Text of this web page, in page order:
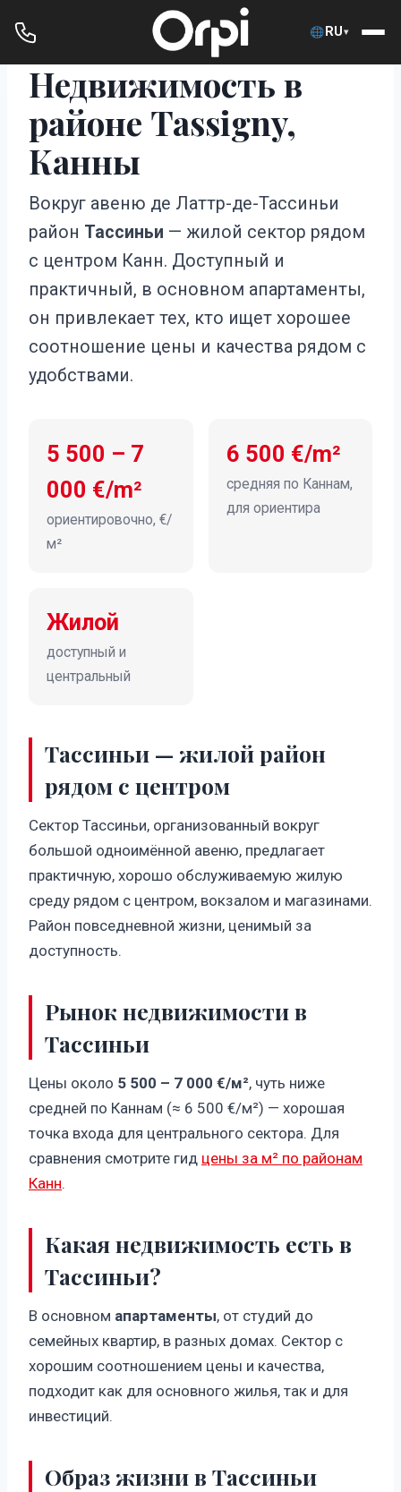
RU▾
Перейти
содержимому
Недвижимость в
районе Tassigny,
Канны
Вокруг авеню де Латтр-де-Тассиньи
район Тассиньи — жилой сектор рядом
с центром Канн. Доступный и
практичный, в основном апартаменты,
он привлекает тех, кто ищет хорошее
соотношение цены и качества рядом с
удобствами.
5 500 – 7
000 €/m²
ориентировочно, €/
м²
6 500 €/m²
средняя по Каннам,
для ориентира
Жилой
доступный и
центральный
Тассиньи — жилой район
рядом с центром
Сектор Тассиньи, организованный вокруг
большой одноимённой авеню, предлагает
практичную, хорошо обслуживаемую жилую
среду рядом с центром, вокзалом и магазинами.
Район повседневной жизни, ценимый за
доступность.
Рынок недвижимости в
Тассиньи
Цены около 5 500 – 7 000 €/м², чуть ниже
средней по Каннам (≈ 6 500 €/м²) — хорошая
точка входа для центрального сектора. Для
сравнения смотрите гид цены за м² по районам
Канн.
Какая недвижимость есть в
Тассиньи?
В основном апартаменты, от студий до
семейных квартир, в разных домах. Сектор с
хорошим соотношением цены и качества,
подходит как для основного жилья, так и для
инвестиций.
Образ жизни в Тассиньи